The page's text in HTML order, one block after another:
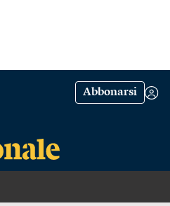
Abbonarsi